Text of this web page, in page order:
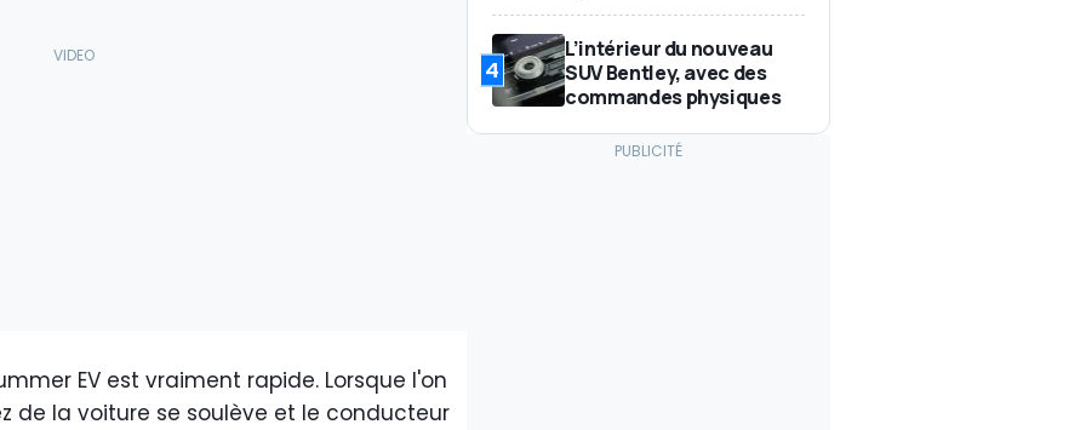
EV est vraiment rapide. Lorsque l'on
de la voiture se soulève et le conducteur
4
L’intérieur du nouveau
SUV Bentley, avec des
commandes physiques